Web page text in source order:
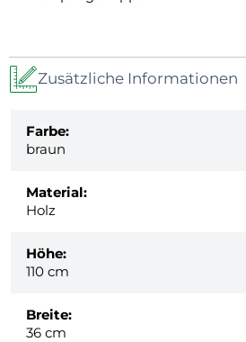
Zusätzliche Informationen
Farbe:
braun
Material:
Holz
Höhe:
110 cm
Breite:
36 cm